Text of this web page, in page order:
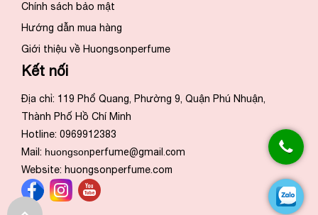
Chính sách bảo mật
Hướng dẫn mua hàng
Giới thiệu về Huongsonperfume
Kết nối
Địa chỉ: 119 Phổ Quang, Phường 9, Quận Phú Nhuận,
Thành Phố Hồ Chí Minh
Hotline: 0969912383
Mail: huongsonperfume@gmail.com
Website: huongsonperfume.com